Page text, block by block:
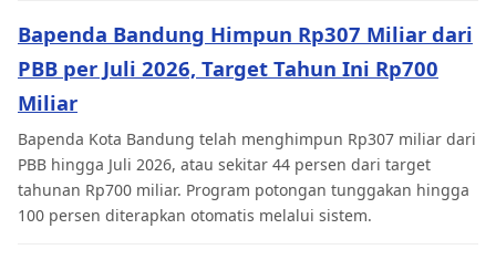
Bapenda Bandung Himpun Rp307 Miliar dari
PBB per Juli 2026, Target Tahun Ini Rp700
Miliar
Bapenda Kota Bandung telah menghimpun Rp307 miliar dari
PBB hingga Juli 2026, atau sekitar 44 persen dari target
tahunan Rp700 miliar. Program potongan tunggakan hingga
100 persen diterapkan otomatis melalui sistem.